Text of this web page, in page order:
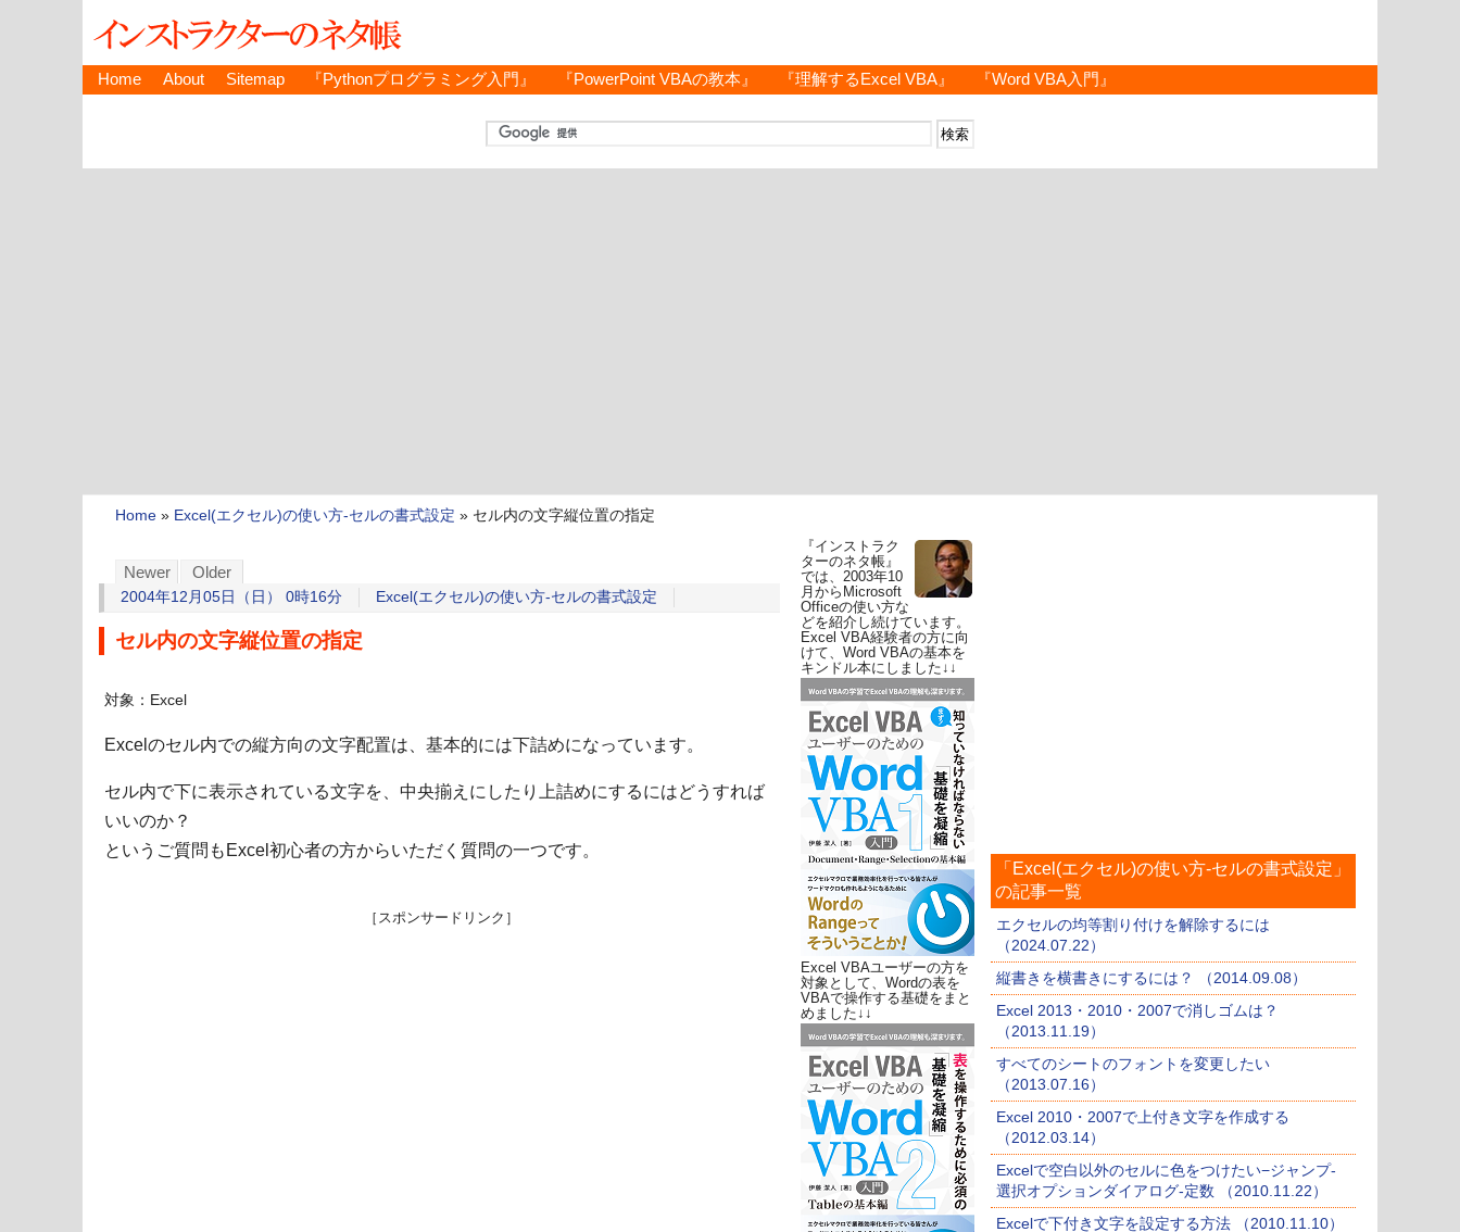
Home About Sitemap 『Pythonプログラミング入門』 『PowerPoint VBAの教本』 『理解するExcel VBA』 『Word VBA入門』
Home » Excel(エクセル)の使い方-セルの書式設定 » セル内の文字縦位置の指定
Newer Older
2004年12月05日（日） 0時16分 Excel(エクセル)の使い方-セルの書式設定
セル内の文字縦位置の指定
対象：Excel
Excelのセル内での縦方向の文字配置は、基本的には下詰めになっています。
セル内で下に表示されている文字を、中央揃えにしたり上詰めにするにはどうすれば
いいのか？
というご質問もExcel初心者の方からいただく質問の一つです。
［スポンサードリンク］
『インストラク
ターのネタ帳』
では、2003年10
月からMicrosoft
Officeの使い方な
どを紹介し続けています。
Excel VBA経験者の方に向
けて、Word VBAの基本を
キンドル本にしました↓↓
Excel VBAユーザーの方を
対象として、Wordの表を
VBAで操作する基礎をまと
めました↓↓
「Excel(エクセル)の使い方-セルの書式設定」
の記事一覧
エクセルの均等割り付けを解除するには
（2024.07.22）
縦書きを横書きにするには？ （2014.09.08）
Excel 2013・2010・2007で消しゴムは？
（2013.11.19）
すべてのシートのフォントを変更したい
（2013.07.16）
Excel 2010・2007で上付き文字を作成する
（2012.03.14）
Excelで空白以外のセルに色をつけたい−ジャンプ-
選択オプションダイアログ-定数 （2010.11.22）
Excelで下付き文字を設定する方法 （2010.11.10）